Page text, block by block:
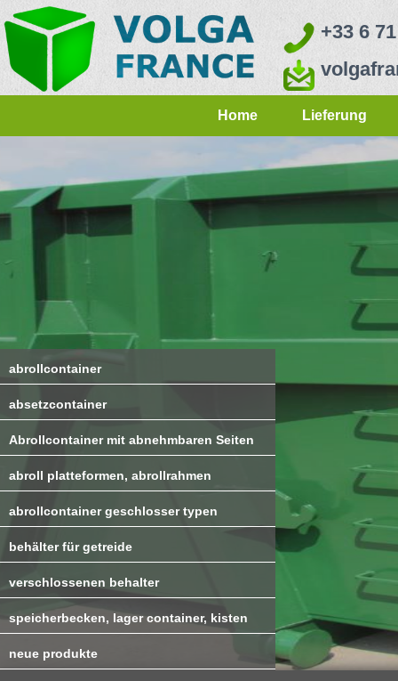
+33 6
Home Lieferung
abrollcontainer
absetzcontainer
Abrollcontainer mit abnehmbaren Seiten
abroll platteformen, abrollrahmen
abrollcontainer geschlosser typen
behälter für getreide
verschlossenen behalter
speicherbecken, lager container, kisten
neue produkte